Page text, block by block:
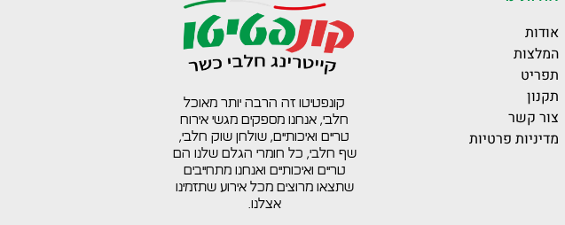
אודות
המלצות
תפריט
תקנון
צור קשר
מדיניות פרטיות
קונפטיטו זה הרבה יותר מאוכל
חלבי, אנחנו מספקים מגשי אירוח
טריים ואיכותיים, שולחן שוק חלבי,
שף חלבי, כל חומרי הגלם שלנו הם
טריים ואיכותיים ואנחנו מתחייבים
שתצאו מרוצים מכל אירוע שתזמינו
אצלנו.